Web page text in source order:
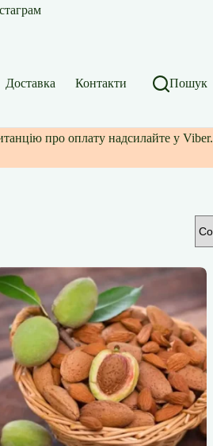
Доставка Контакти Пошук
про оплату надсилайте у Viber.